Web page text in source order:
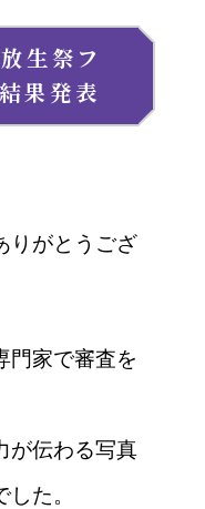
生祭フ
果発表
りがとうござ
門家で審査を
が伝わる写真
た。